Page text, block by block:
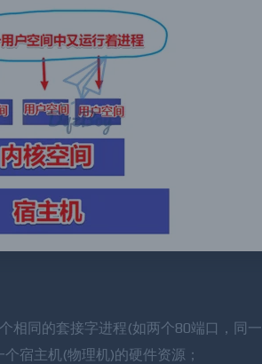
相同的套接字进程(如两个80端口，同
宿主机(物理机)的硬件资源；